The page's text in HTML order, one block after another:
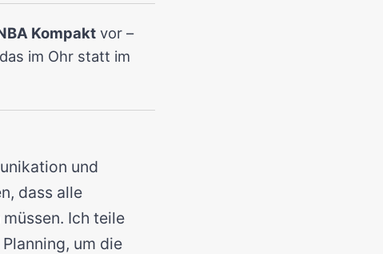
Kompaktvor –
im Ohr statt im
und
dass alle
Ich teile
um die